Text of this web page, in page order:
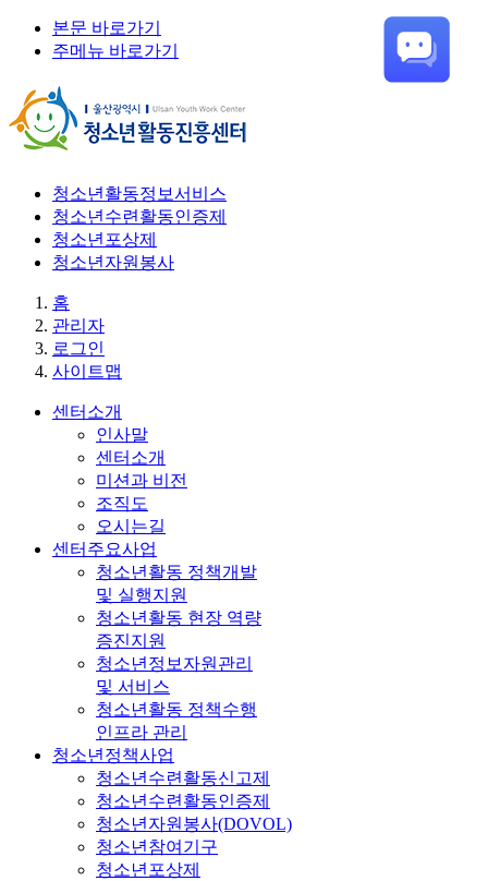
본문 바로가기
주메뉴 바로가기
청소년활동정보서비스
청소년수련활동인증제
청소년포상제
청소년자원봉사
홈
관리자
로그인
사이트맵
센터소개
인사말
센터소개
미션과 비전
조직도
오시는길
센터주요사업
청소년활동 정책개발
및 실행지원
청소년활동 현장 역량
증진지원
청소년정보자원관리
및 서비스
청소년활동 정책수행
인프라 관리
청소년정책사업
청소년수련활동신고제
청소년수련활동인증제
청소년자원봉사(DOVOL)
청소년참여기구
청소년포상제